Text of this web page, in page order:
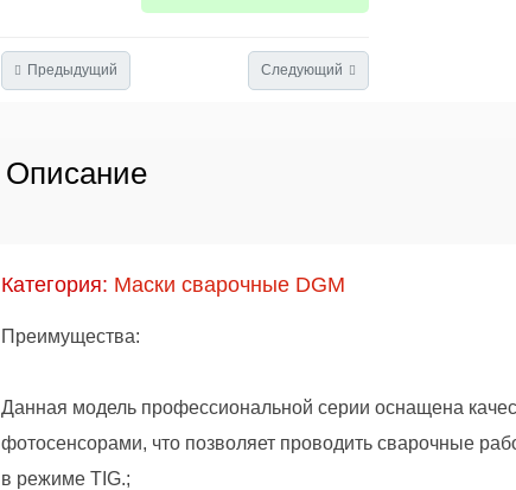
Предыдущий Следующий
Описание
Категория: Маски сварочные DGM
Преимущества:
Данная модель профессиональной серии оснащена
фотосенсорами, что позволяет проводить сварочные
в режиме TIG.;